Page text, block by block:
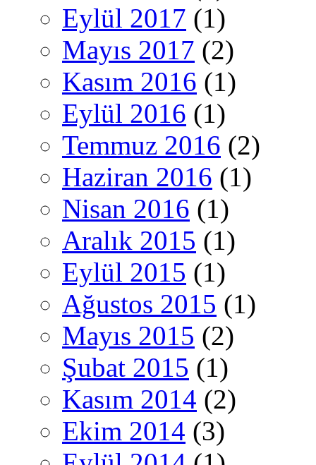
Eylül 2017 (1)
Mayıs 2017 (2)
Kasım 2016 (1)
Eylül 2016 (1)
Temmuz 2016 (2)
Haziran 2016 (1)
Nisan 2016 (1)
Aralık 2015 (1)
Eylül 2015 (1)
Ağustos 2015 (1)
Mayıs 2015 (2)
Şubat 2015 (1)
Kasım 2014 (2)
Ekim 2014 (3)